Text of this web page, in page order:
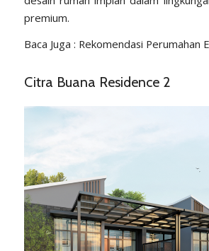
premium.
Baca Juga : Rekomendasi Perumahan
Citra Buana Residence 2